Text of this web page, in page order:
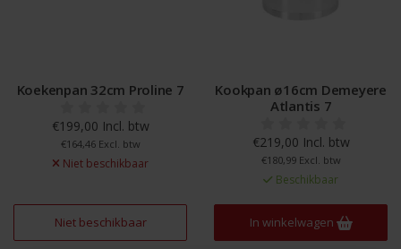
Koekenpan 32cm Proline 7
€199,00 Incl. btw
€164,46 Excl. btw
Niet beschikbaar
Niet beschikbaar
Kookpan ø16cm Demeyere
Atlantis 7
€219,00 Incl. btw
€180,99 Excl. btw
Beschikbaar
In winkelwagen